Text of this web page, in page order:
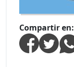
Compartir en: